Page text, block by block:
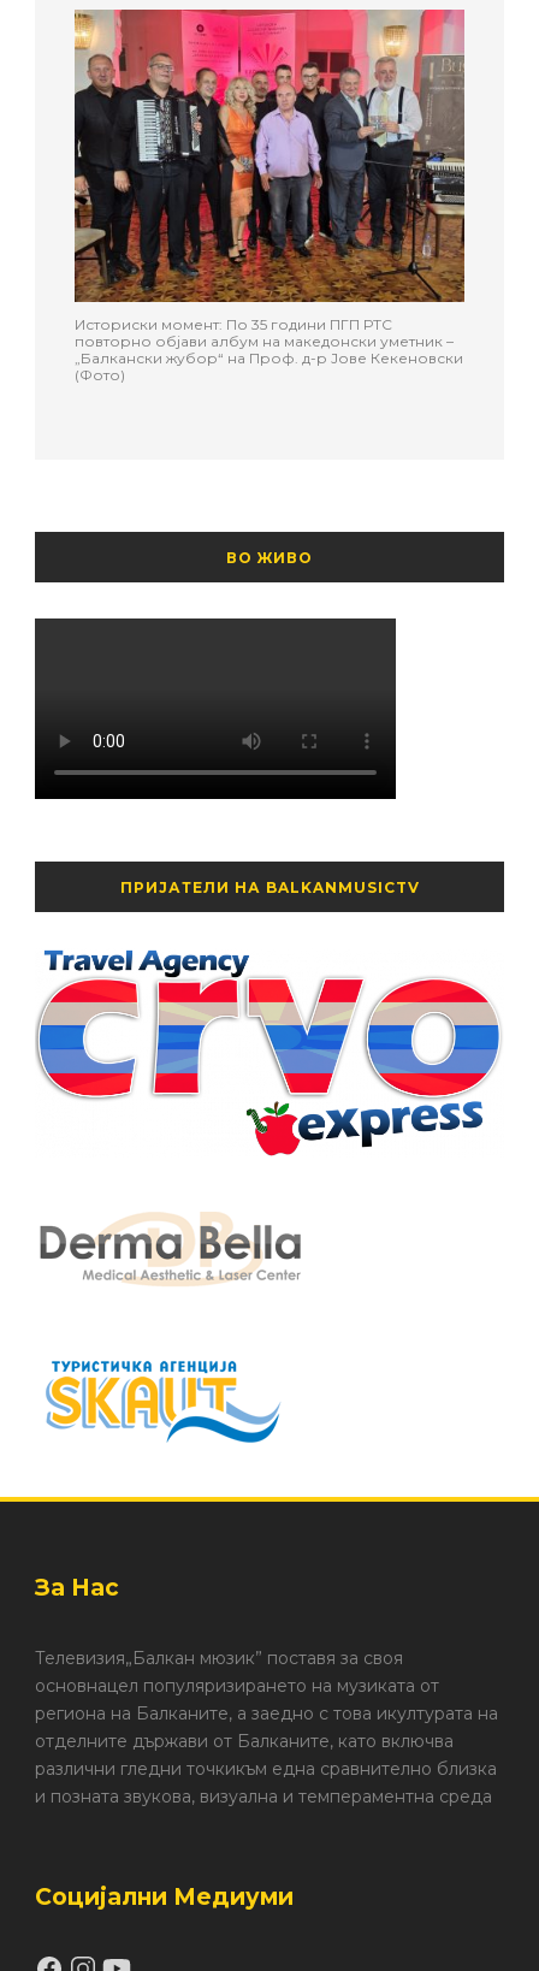
Историски момент: По 35 години ПГП РТС
повторно објави албум на македонски уметник –
„Балкански жубор“ на Проф. д-р Јове Кекеновски
(Фото)
ВО ЖИВО
ПРИЈАТЕЛИ НА BALKANMUSICTV
За Нас
Телевизия„Балкан мюзик” поставя за своя
основнацел популяризирането на музиката от
региона на Балканите, а заедно с това икултурата на
отделните държави от Балканите, като включва
различни гледни точкикъм една сравнително близка
и позната звукова, визуална и темпераментна среда
Социјални Медиуми